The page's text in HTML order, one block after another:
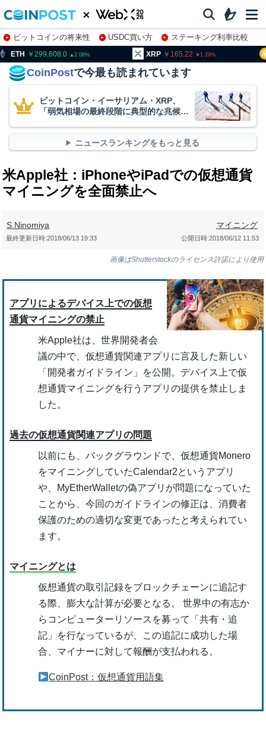
ビットコインの将来性 USDC買い方
ステーキング利率比較
株特集・関連銘柄
2.06 165.22 1.29
CoinPostで今最も読まれています
ビットコイン・イーサリアム・XRP、
「弱気相場の最終段階に典型的な兆候」
ニュースランキングをもっと見る
米Apple社：iPhoneやiPadでの仮想通貨
マイニングを全面禁止へ
S.Ninomiya マイニング
公開日時:2018/06/12 11:53
最終更新日時:2018/06/13 19:33
画像はShutterstockのライセンス許諾により使用
アプリによるデバイス上での仮想
通貨マイニングの禁止
米Apple社は、世界開発者会
議の中で、仮想通貨関連アプリに言及した新しい
「開発者ガイドライン」を公開。デバイス上で仮
想通貨マイニングを行うアプリの提供を禁止しま
した。
過去の仮想通貨関連アプリの問題
以前にも、バックグラウンドで、仮想通貨Monero
をマイニングしていたCalendar2というアプリ
や、MyEtherWalletの偽アプリが問題になっていた
ことから、今回のガイドラインの修正は、消費者
保護のための適切な変更であったと考えられてい
ます。
マイニングとは
仮想通貨の取引記録をブロックチェーンに追記す
る際、膨大な計算が必要となる。 世界中の有志か
らコンピューターリソースを募って「共有・追
記」を行なっているが、この追記に成功した場
合、マイナーに対して報酬が支払われる。
CoinPost：仮想通貨用語集